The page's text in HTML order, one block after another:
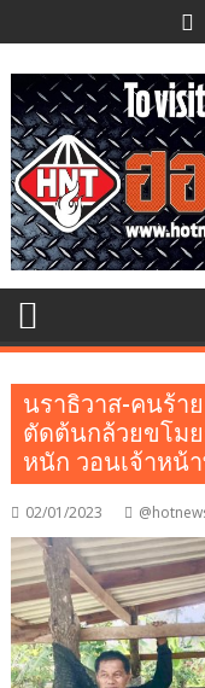
to
content
นราธิวาส-คนร้า
ตัดต้นกล้วยขโม
หนัก วอนเจ้าหน้
02/01/2023